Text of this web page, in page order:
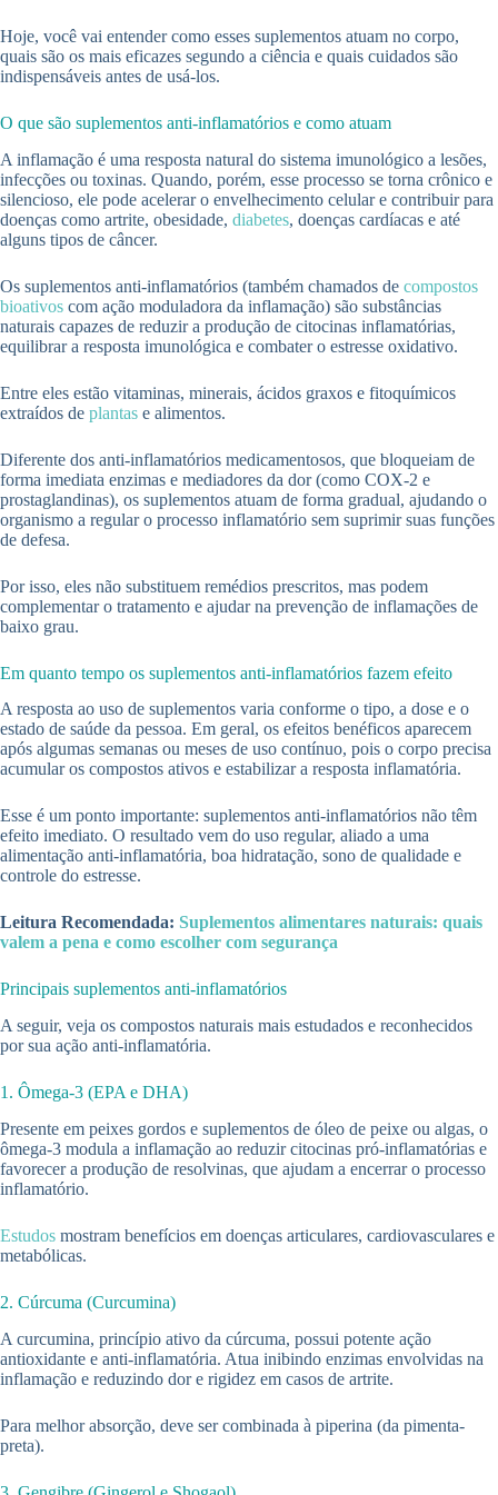
Hoje, você vai entender como esses suplementos atuam no corpo,
quais são os mais eficazes segundo a ciência e quais cuidados são
indispensáveis antes de usá-los.
O que são suplementos anti-inflamatórios e como atuam
A inflamação é uma resposta natural do sistema imunológico a lesões,
infecções ou toxinas. Quando, porém, esse processo se torna crônico e
silencioso, ele pode acelerar o envelhecimento celular e contribuir para
doenças como artrite, obesidade, diabetes, doenças cardíacas e até
alguns tipos de câncer.
Os suplementos anti-inflamatórios (também chamados de compostos
bioativos com ação moduladora da inflamação) são substâncias
naturais capazes de reduzir a produção de citocinas inflamatórias,
equilibrar a resposta imunológica e combater o estresse oxidativo.
Entre eles estão vitaminas, minerais, ácidos graxos e fitoquímicos
extraídos de plantas e alimentos.
Diferente dos anti-inflamatórios medicamentosos, que bloqueiam de
forma imediata enzimas e mediadores da dor (como COX-2 e
prostaglandinas), os suplementos atuam de forma gradual, ajudando o
organismo a regular o processo inflamatório sem suprimir suas funções
de defesa.
Por isso, eles não substituem remédios prescritos, mas podem
complementar o tratamento e ajudar na prevenção de inflamações de
baixo grau.
Em quanto tempo os suplementos anti-inflamatórios fazem efeito
A resposta ao uso de suplementos varia conforme o tipo, a dose e o
estado de saúde da pessoa. Em geral, os efeitos benéficos aparecem
após algumas semanas ou meses de uso contínuo, pois o corpo precisa
acumular os compostos ativos e estabilizar a resposta inflamatória.
Esse é um ponto importante: suplementos anti-inflamatórios não têm
efeito imediato. O resultado vem do uso regular, aliado a uma
alimentação anti-inflamatória, boa hidratação, sono de qualidade e
controle do estresse.
Leitura Recomendada: Suplementos alimentares naturais: quais
valem a pena e como escolher com segurança
Principais suplementos anti-inflamatórios
A seguir, veja os compostos naturais mais estudados e reconhecidos
por sua ação anti-inflamatória.
1. Ômega-3 (EPA e DHA)
Presente em peixes gordos e suplementos de óleo de peixe ou algas, o
ômega-3 modula a inflamação ao reduzir citocinas pró-inflamatórias e
favorecer a produção de resolvinas, que ajudam a encerrar o processo
inflamatório.
Estudos mostram benefícios em doenças articulares, cardiovasculares e
metabólicas.
2. Cúrcuma (Curcumina)
A curcumina, princípio ativo da cúrcuma, possui potente ação
antioxidante e anti-inflamatória. Atua inibindo enzimas envolvidas na
inflamação e reduzindo dor e rigidez em casos de artrite.
Para melhor absorção, deve ser combinada à piperina (da pimenta-
preta).